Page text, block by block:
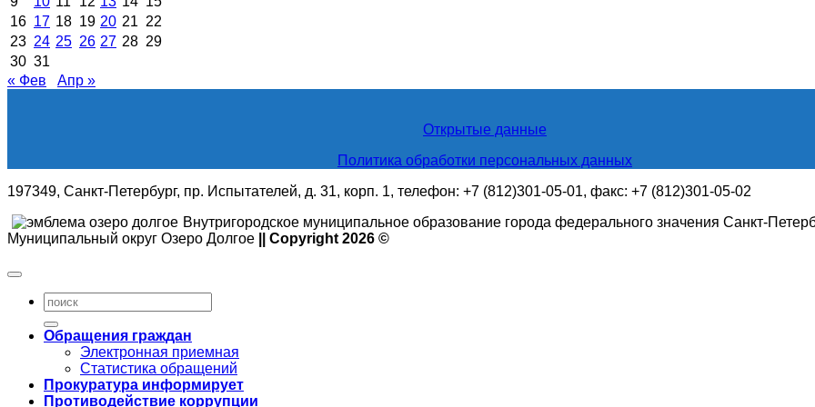
16 17 18 19 20 21 22
23 24 25 26 27 28 29
30 31
« Фев
Апр »
Открытые данные
Политика обработки персональных данных
197349, Санкт-Петербург, пр. Испытателей, д. 31, корп. 1, телефон: +7 (812)301-05-01, факс: +7 (812)301-05-02
Внутригородское муниципальное образование города федерального значения Санкт-
Муниципальный округ Озеро Долгое
|| Copyright 2026 ©
Обращения граждан
Электронная приемная
Статистика обращений
Прокуратура информирует
Противодействие коррупции